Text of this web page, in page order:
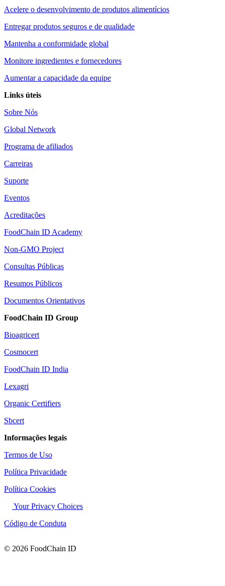
Acelere o desenvolvimento de produtos alimentícios
Entregar produtos seguros e de qualidade
Mantenha a conformidade global
Monitore ingredientes e fornecedores
Aumentar a capacidade da equipe
Links úteis
Sobre Nós
Global Network
Programa de afiliados
Carreiras
Suporte
Eventos
Acreditações
FoodChain ID Academy
Non-GMO Project
Consultas Públicas
Resumos Públicos
Documentos Orientativos
FoodChain ID Group
Bioagricert
Cosmocert
FoodChain ID India
Lexagri
Organic Certifiers
Sbcert
Informações legais
Termos de Uso
Política Privacidade
Política Cookies
Your Privacy Choices
Código de Conduta
© 2026 FoodChain ID